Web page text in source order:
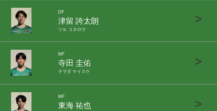
DF
津留 誇太朗
ツル コタロウ
>
MF
寺田 圭佑
テラダ ケイスケ
>
MF
東海 祐也 >